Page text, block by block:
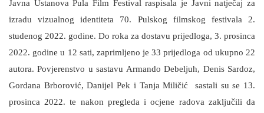
Javna Ustanova Pula Film Festival raspisala je Javni natječaj za
izradu vizualnog identiteta 70. Pulskog filmskog festivala 2.
studenog 2022. godine. Do roka za dostavu prijedloga, 3. prosinca
2022. godine u 12 sati, zaprimljeno je 33 prijedloga od ukupno 22
autora. Povjerenstvo u sastavu Armando Debeljuh, Denis Sardoz,
Gordana Brborović, Danijel Pek i Tanja Miličić sastali su se 13.
prosinca 2022. te nakon pregleda i ocjene radova zaključili da